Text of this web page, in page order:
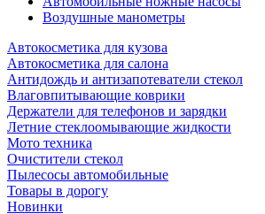
Воздушные манометры
Автокосметика для кузова
Автокосметика для салона
Антидождь и антизапотеватели стекол
Влаговпитывающие коврики
Держатели для телефонов и зарядки
Летние стеклоомывающие жидкости
Мото техника
Очистители стекол
Пылесосы автомобильные
Товары в дорогу
Новинки